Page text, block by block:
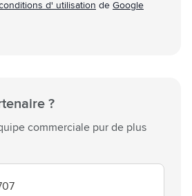
d' utilisation de Google
?
commerciale pur de plus